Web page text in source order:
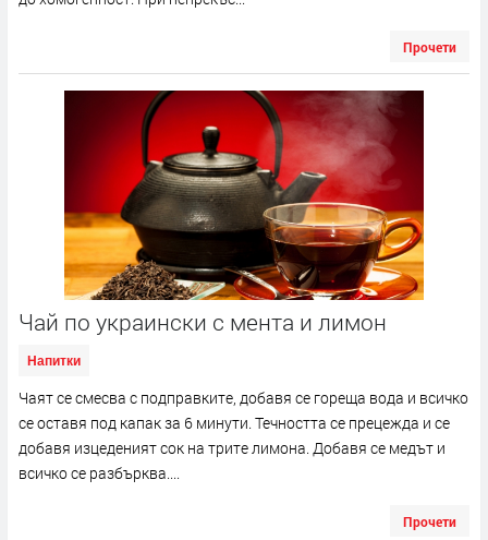
Прочети
Чай по украински с мента и лимон
Напитки
Чаят се смесва с подправките, добавя се гореща вода и всичко
се оставя под капак за 6 минути. Течността се прецежда и се
добавя изцеденият сок на трите лимона. Добавя се медът и
всичко се разбърква....
Прочети